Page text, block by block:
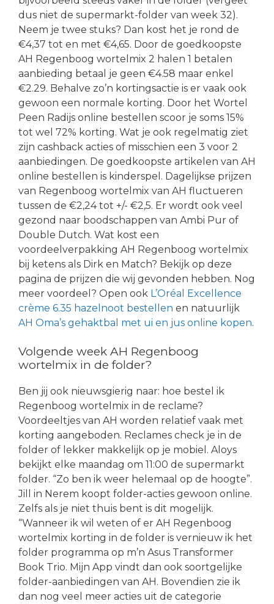
dus niet de supermarkt-folder van week 32).
Neem je twee stuks? Dan kost het je rond de
€4,37 tot en met €4,65. Door de goedkoopste
AH Regenboog wortelmix 2 halen 1 betalen
aanbieding betaal je geen €4.58 maar enkel
€2.29. Behalve zo’n kortingsactie is er vaak ook
gewoon een normale korting. Door het Wortel
Peen Radijs online bestellen scoor je soms 15%
tot wel 72% korting. Wat je ook regelmatig ziet
zijn cashback acties of misschien een 3 voor 2
aanbiedingen. De goedkoopste artikelen van AH
online bestellen is kinderspel. Dagelijkse prijzen
van Regenboog wortelmix van AH fluctueren
tussen de €2,24 tot +/- €2,5. Er wordt ook veel
gezond naar boodschappen van Ambi Pur of
Double Dutch. Wat kost een
voordeelverpakking AH Regenboog wortelmix
bij ketens als Dirk en Match? Bekijk op deze
pagina de prijzen die wij gevonden hebben. Nog
meer voordeel? Open ook L’Oréal Excellence
crème 6.35 hazelnoot bestellen en natuurlijk
AH Oma’s gehaktbal met ui en jus online kopen.
Volgende week AH Regenboog
wortelmix in de folder?
Ben jij ook nieuwsgierig naar: hoe bestel ik
Regenboog wortelmix in de reclame?
Voordeeltjes van AH worden relatief vaak met
korting aangeboden. Reclames check je in de
folder of lekker makkelijk op je mobiel. Aloys
bekijkt elke maandag om 11:00 de supermarkt
folder. “Zo ben ik weer helemaal op de hoogte”.
Jill in Nerem koopt folder-acties gewoon online.
Zelfs als je niet thuis bent is dit mogelijk.
“Wanneer ik wil weten of er AH Regenboog
wortelmix korting in de folder is vernieuw ik het
folder programma op m’n Asus Transformer
Book Trio. Mijn App vindt dan ook soortgelijke
folder-aanbiedingen van AH. Bovendien zie ik
dan nog veel meer acties uit de categorie